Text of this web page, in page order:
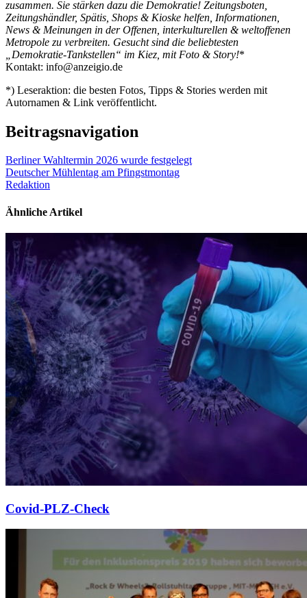
zusammen. Sie stärken dazu die Demokratie! Zeitungsboten,
Zeitungshändler, Spätis, Shops & Kioske helfen, Informationen,
News & Meinungen in der Offenen, interkulturellen & weltoffenen
Metropole zu verbreiten. Gesucht sind die beliebtesten
„Demokratie-Tankstellen“ im Kiez, mit Foto & Story!*
Kontakt: info@anzeigio.de
*) Leseraktion: die besten Fotos, Tipps & Stories werden mit
Autornamen & Link veröffentlicht.
Beitragsnavigation
Berliner Wahltermin 2026 wurde festgelegt
Deutscher Mühlentag am Pfingstmontag
Redaktion
Ähnliche Artikel
Covid-PLZ-Check